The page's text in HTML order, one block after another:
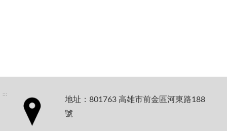
:::
地址：801763 高雄市前金區河東路188
號